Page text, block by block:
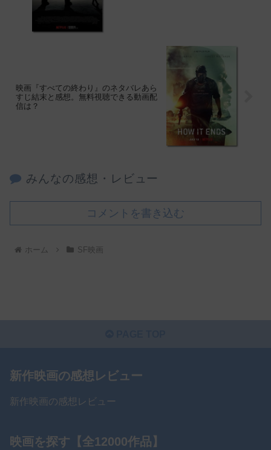
映画『すべての終わり』のネタバレあら
すじ結末と感想。無料視聴できる動画配
信は？
みんなの感想・レビュー
コメントを書き込む
ホーム SF映画
新作映画の感想レビュー
新作映画の感想レビュー
映画を探す【全12000作品】